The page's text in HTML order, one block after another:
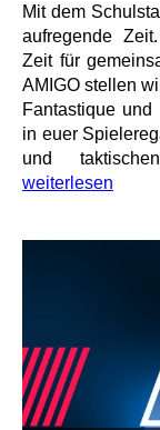
Mit dem
aufregende
Zeit für
AMIGO stellen
Fantastique
in euer
und
weiterlesen